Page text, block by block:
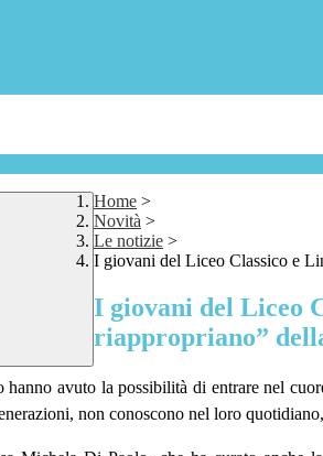
Home >
Novità >
Le notizie >
I giovani del Liceo Classico e
I giovani del Liceo
riappropriano”
avuto la possibilità di entrare nel
non conoscono nel loro